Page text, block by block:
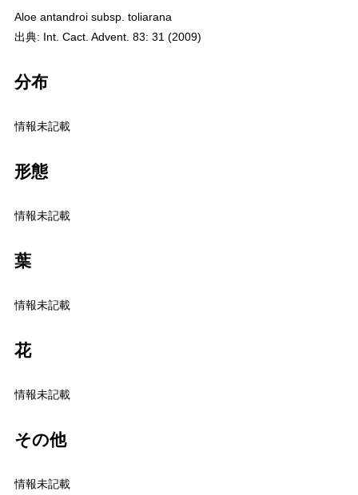
Aloe antandroi subsp. toliarana
出典: Int. Cact. Advent. 83: 31 (2009)
分布
情報未記載
形態
情報未記載
葉
情報未記載
花
情報未記載
その他
情報未記載